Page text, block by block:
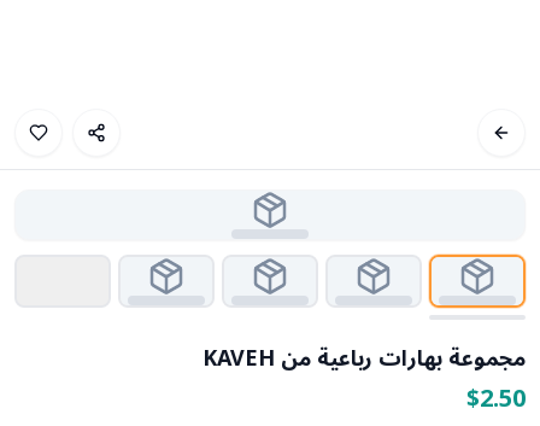
مجموعة بهارات رباعية من KAVEH
$2.50